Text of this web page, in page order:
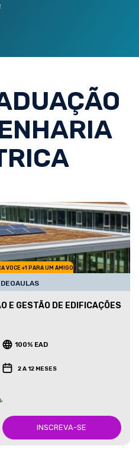
VOCE +1 PARA UM AMIGO
E GESTÃO DE EDIFICAÇÕES
100% EAD
2 A 12 MESES
INSCREVA-SE